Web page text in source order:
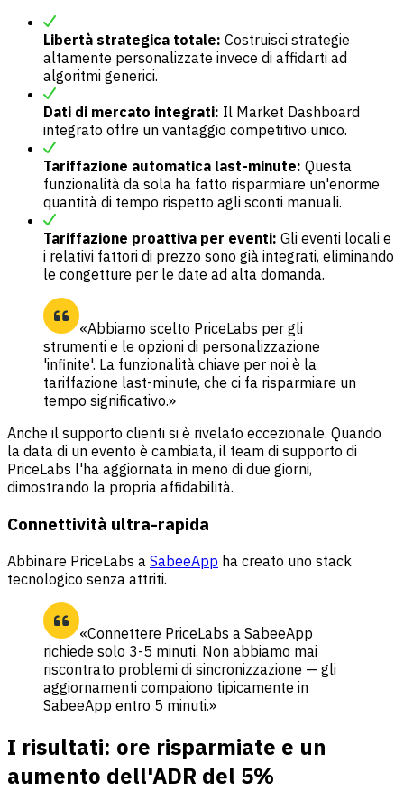
Libertà strategica totale: Costruisci strategie
altamente personalizzate invece di affidarti ad
algoritmi generici.
Dati di mercato integrati: Il Market Dashboard
integrato offre un vantaggio competitivo unico.
Tariffazione automatica last-minute: Questa
funzionalità da sola ha fatto risparmiare un'enorme
quantità di tempo rispetto agli sconti manuali.
Tariffazione proattiva per eventi: Gli eventi locali e
i relativi fattori di prezzo sono già integrati, eliminando
le congetture per le date ad alta domanda.
«Abbiamo scelto PriceLabs per gli
strumenti e le opzioni di personalizzazione
'infinite'. La funzionalità chiave per noi è la
tariffazione last-minute, che ci fa risparmiare un
tempo significativo.»
Anche il supporto clienti si è rivelato eccezionale. Quando
la data di un evento è cambiata, il team di supporto di
PriceLabs l'ha aggiornata in meno di due giorni,
dimostrando la propria affidabilità.
Connettività ultra-rapida
Abbinare PriceLabs a SabeeApp ha creato uno stack
tecnologico senza attriti.
«Connettere PriceLabs a SabeeApp
richiede solo 3-5 minuti. Non abbiamo mai
riscontrato problemi di sincronizzazione — gli
aggiornamenti compaiono tipicamente in
SabeeApp entro 5 minuti.»
I risultati: ore risparmiate e un
aumento dell'ADR del 5%